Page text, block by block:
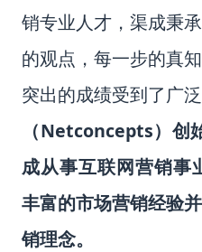
销专业人才，渠成秉
的观点，每一步的真
突出的成绩受到了广
（Netconcepts）创
成从事互联网营销事
丰富的市场营销经验
销理念。